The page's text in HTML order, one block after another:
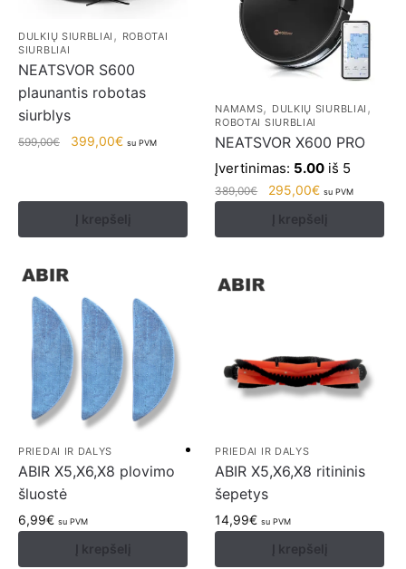
DULKIŲ SIURBLIAI , ROBOTAI
SIURBLIAI
NEATSVOR S600
plaunantis robotas
siurblys
599,00€ 399,00€ su PVM
Į krepšelį
NAMAMS, DULKIŲ SIURBLIAI ,
ROBOTAI SIURBLIAI
NEATSVOR X600 PRO
Įvertinimas: 5.00 iš 5
389,00€ 295,00€ su PVM
Į krepšelį
PRIEDAI IR DALYS
ABIR X5,X6,X8 plovimo
šluostė
6,99€ su PVM
Į krepšelį
PRIEDAI IR DALYS
ABIR X5,X6,X8 ritininis
šepetys
14,99€ su PVM
Į krepšelį